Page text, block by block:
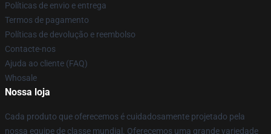
Políticas de envio e entrega
Termos de pagamento
Políticas de devolução e reembolso
Contacte-nos
Ajuda ao cliente (FAQ)
Whosale
Nossa loja
Cada produto que oferecemos é cuidadosamente projetado pela
nossa equipe de classe mundial. Oferecemos uma grande variedade